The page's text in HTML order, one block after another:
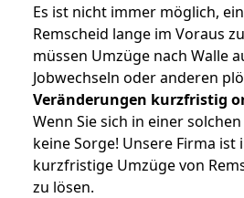
Es ist nicht immer möglich,
Remscheid lange im Voraus
müssen Umzüge nach Walle
Jobwechseln oder anderen
Veränderungen kurzfristig
Wenn Sie sich in einer
keine Sorge! Unsere Firma ist
kurzfristige Umzüge von
zu lösen.